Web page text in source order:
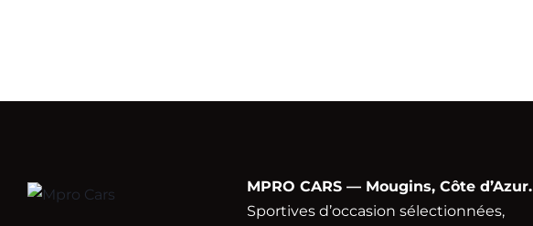
MPRO CARS — Mougins, Côte d’Azur.
Sportives d’occasion sélectionnées,